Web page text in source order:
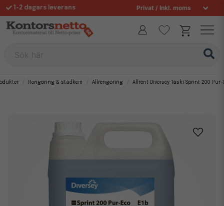
1-2 dagars leverans
Fri frakt över 995 kr
Rengöring & städkem Allrengöring Allrent Diversey Taski Sprint 200 Pur-